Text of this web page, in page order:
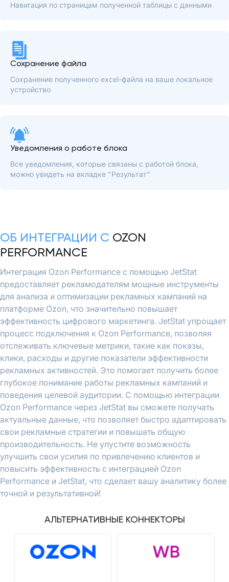
Навигация по страницам полученной таблицы с данными
Сохранение файла
Сохранение полученного excel-файла на ваше локальное
устройство
Уведомления о работе блока
Все уведомления, которые связаны с работой блока,
можно увидеть на вкладке "Результат"
ОБ ИНТЕГРАЦИИ С OZON
PERFORMANCE
Интеграция Ozon Performance с помощью JetStat
предоставляет рекламодателям мощные инструменты
для анализа и оптимизации рекламных кампаний на
платформе Ozon, что значительно повышает
эффективность цифрового маркетинга. JetStat упрощает
процесс подключения к Ozon Performance, позволяя
отслеживать ключевые метрики, такие как показы,
клики, расходы и другие показатели эффективности
рекламных активностей. Это помогает получить более
глубокое понимание работы рекламных кампаний и
поведения целевой аудитории. С помощью интеграции
Ozon Performance через JetStat вы сможете получать
актуальные данные, что позволяет быстро адаптировать
свои рекламные стратегии и повышать общую
производительность. Не упустите возможность
улучшить свои усилия по привлечению клиентов и
повысить эффективность с интеграцией Ozon
Performance и JetStat, что сделает вашу аналитику более
точной и результативной!
АЛЬТЕРНАТИВНЫЕ КОННЕКТОРЫ